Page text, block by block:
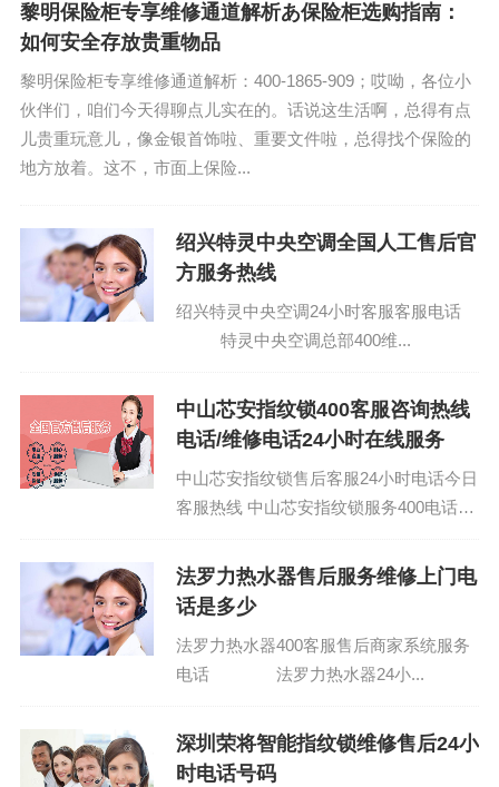
黎明保险柜专享维修通道解析あ保险柜选购指南：
如何安全存放贵重物品
黎明保险柜专享维修通道解析：400-1865-909；哎呦，各位小
伙伴们，咱们今天得聊点儿实在的。话说这生活啊，总得有点
儿贵重玩意儿，像金银首饰啦、重要文件啦，总得找个保险的
地方放着。这不，市面上保险...
绍兴特灵中央空调全国人工售后官
方服务热线
绍兴特灵中央空调24小时客服客服电话
特灵中央空调总部400维...
中山芯安指纹锁400客服咨询热线
电话/维修电话24小时在线服务
中山芯安指纹锁售后客服24小时电话今日
客服热线 中山芯安指纹锁服务400电话号
后维修速...
法罗力热水器售后服务维修上门电
话是多少
法罗力热水器400客服售后商家系统服务
电话 法罗力热水器24小...
深圳荣将智能指纹锁维修售后24小
时电话号码